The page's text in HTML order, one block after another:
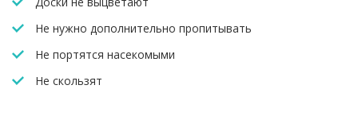
Не нужно дополнительно пропитывать
Не портятся насекомыми
Не скользят